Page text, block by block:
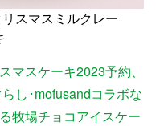
スマスミルクレー
マスケーキ2023予約、
し･mofusandコラボな
牧場チョコアイスケー